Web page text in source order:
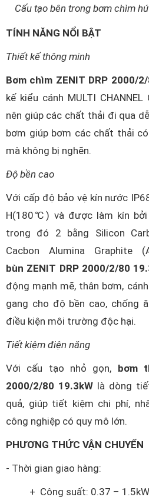
Cấu tạo bên trong bơm chìm
TÍNH NĂNG NỔI BẬT
Thiết kế thông minh
Bơm chìm ZENIT DRP 2000/
kế kiểu cánh MULTI
nên giúp các chất thải đi qua
bơm giúp bơm các chất thải
mà không bị nghẽn.
Độ bền cao
Với cấp độ bảo vệ kín nước
H(180℃) và được làm kín
trong đó 2 bằng Silicon
Cacbon Alumina Graphite
bùn ZENIT DRP 2000/2/80
động mạnh mẽ, thân bơm,
gang cho độ bền cao, chống
điều kiện môi trường độc hại.
Tiết kiệm điện năng
Với cấu tạo nhỏ gọn, bơm
2000/2/80 19.3kW là dòng
quả, giúp tiết kiệm chi phí,
công nghiệp có quy mô lớn.
PHƯƠNG THỨC VẬN CHUYỂN
- Thời gian giao hàng:
+ Công suất: 0.37 – 1.5kW;